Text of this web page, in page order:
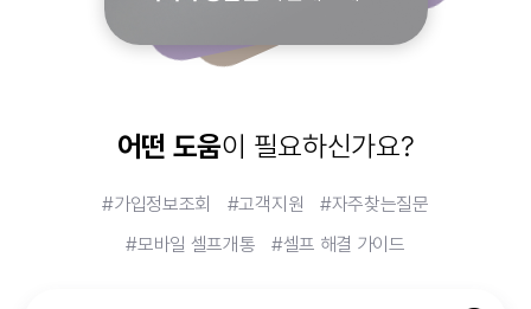
어떤 도움이 필요하신가요?
가입정보조회 고객지원
자주찾는질문
모바일 셀프개통
셀프 해결 가이드
[방송]자주보던 채널 번호가 변경됐어요